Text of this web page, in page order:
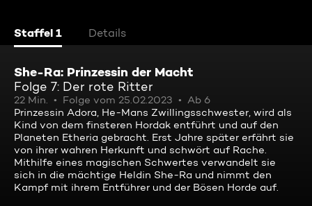
Staffel 1 Details
She-Ra: Prinzessin der Macht
Folge 7: Der rote Ritter
22 Min. Folge vom 25.02.2023
Ab 6
Prinzessin Adora, He-Mans Zwillingsschwester, wird als
Kind von dem finsteren Hordak entführt und auf den
Planeten Etheria gebracht. Erst Jahre später erfährt sie
von ihrer wahren Herkunft und schwört auf Rache.
Mithilfe eines magischen Schwertes verwandelt sie
sich in die mächtige Heldin She-Ra und nimmt den
Kampf mit ihrem Entführer und der Bösen Horde auf.